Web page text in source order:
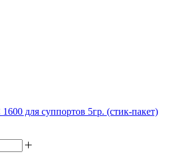
для суппортов 5гр. (стик-пакет)